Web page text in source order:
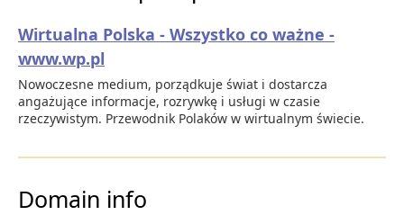
Wirtualna Polska - Wszystko co ważne -
www.wp.pl
Nowoczesne medium, porządkuje świat i dostarcza
angażujące informacje, rozrywkę i usługi w czasie
rzeczywistym. Przewodnik Polaków w wirtualnym świecie.
Domain info